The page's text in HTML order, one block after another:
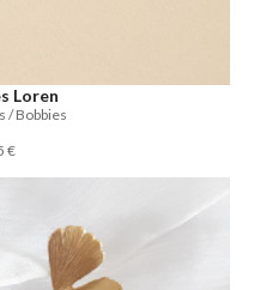
Loren
/ Bobbies
€